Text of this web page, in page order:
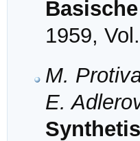
1959,
M.
E.